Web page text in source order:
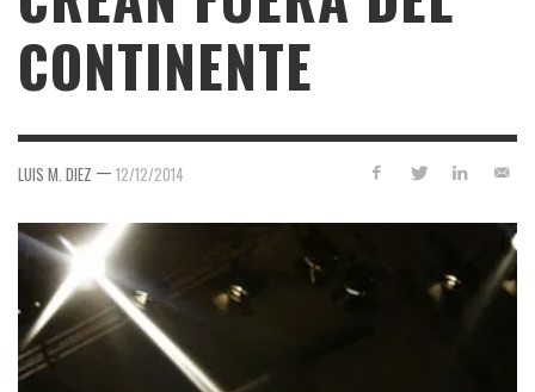
CONTINENTE
LUIS M. DIEZ — 12/12/2014